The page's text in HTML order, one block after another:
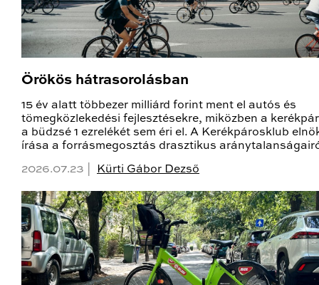
Örökös hátrasorolásban
15 év alatt többezer milliárd forint ment el autós és
tömegközlekedési fejlesztésekre, miközben a
a büdzsé 1 ezrelékét sem éri el. A Kerékpárosklub
írása a forrásmegosztás drasztikus
2026.07.23 | Kürti Gábor Dezső